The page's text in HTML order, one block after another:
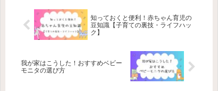
知っておくと便利！赤ちゃん育児の
豆知識【子育ての裏技・ライフハッ
ク】
我が家はこうした！おすすめベビー
モニタの選び方